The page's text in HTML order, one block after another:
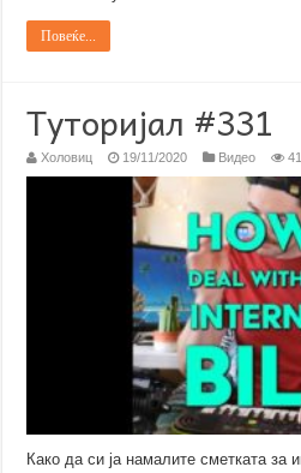
Повеќе...
Туторијал #331
Холовиц 19/11/2020 Видео
Како да си ја намалите сметката за